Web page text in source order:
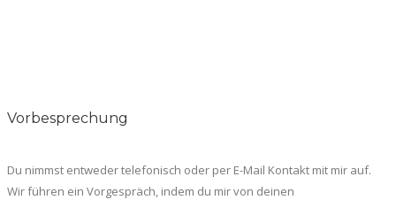
Vorbesprechung
Du nimmst entweder telefonisch oder per E-Mail Kontakt mit mir auf.
Wir führen ein Vorgespräch, indem du mir von deinen